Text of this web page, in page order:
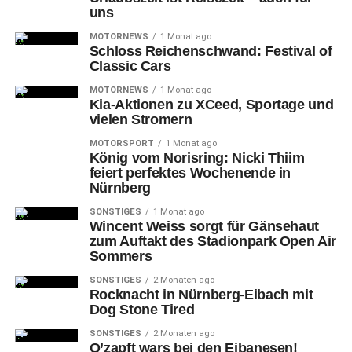
52-Justin Kurch gegen 16-Bertram Obling (ER)
der beiden vorherigen Erfolgs-Erlebnisse
hintereinander gab es dann allerdings nichts zu holen
neun Tage später zu ungewohnter Spielzeit am Montag-
Abend im nördlichen Baden-Württemberg. Die Rhein-
Neckar Löwen packten in Mannheim bei ihrer Heim-
Premiere die bekannte Heimstärke aus und bescherten in
ihrem erst dritten Auftritt der „LIQUI MOLY HBL“
(gegenüber dem bereits fünften der Erlanger) dem HCE
mit 24:34 (11:18) eine ziemlich deftige Niederlage – mit
Teil-Erfolgserlebnissen auf Seiten der Mittelfranken
immerhin für Simon Jeppsson (4), Yannik Bialowas,
uns
MOTORNEWS 1 Monat ago
Schloss Reichenschwand: Festival of
Classic Cars
MOTORNEWS 1 Monat ago
Kia-Aktionen zu XCeed, Sportage und
vielen Stromern
MOTORSPORT 1 Monat ago
König vom Norisring: Nicki Thiim
feiert perfektes Wochenende in
Nürnberg
SONSTIGES 1 Monat ago
Wincent Weiss sorgt für Gänsehaut
zum Auftakt des Stadionpark Open Air
Sommers
SONSTIGES 2 Monaten ago
Rocknacht in Nürnberg-Eibach mit
Dog Stone Tired
SONSTIGES 2 Monaten ago
O’zapft wars bei den Eibanesen!